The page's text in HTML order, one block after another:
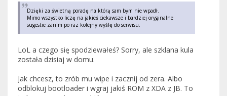
Dzięki za świetną poradę na którą sam bym nie wpadł.
Mimo wszystko liczę na jakieś ciekawsze i bardziej oryginalne
sugestie zanim po raz kolejny wyślę do serwisu.
LoL a czego się spodziewałeś? Sorry, ale szklana kula
została dzisiaj w domu.
Jak chcesz, to zrób mu wipe i zacznij od zera. Albo
odblokuj bootloader i wgraj jakiś ROM z XDA z JB. To